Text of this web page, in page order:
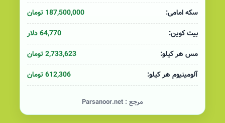
سکه امامی:
187,500,000 تومان
بیت کوین:
64,770 دلار
مس هر کیلو:
2,733,623 تومان
آلومینیوم هر کیلو:
612,306 تومان
مرجع : Parsanoor.net